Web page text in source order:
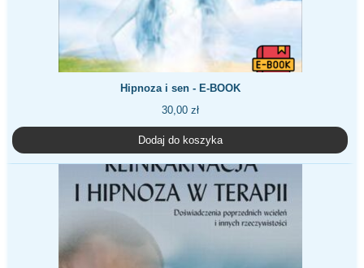
Hipnoza i sen - E-BOOK
30,00 zł
Dodaj do koszyka